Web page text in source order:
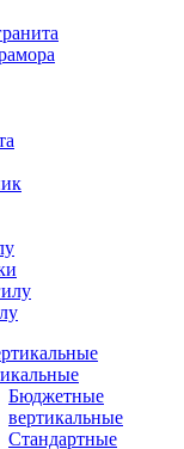
Бюджетные
вертикальные
Стандартные